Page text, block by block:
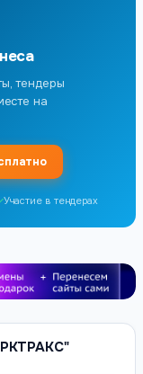
тендеры
на
Участие в тендерах